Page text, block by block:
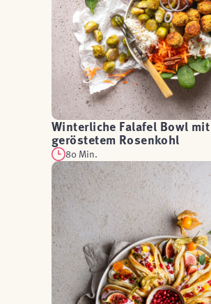
Winterliche Falafel Bowl mit
geröstetem Rosenkohl
80 Min.